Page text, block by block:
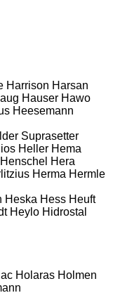
Harrison Harsan
Hauser Hawo
Heesemann
Suprasetter
Heller Hema
Henschel Hera
Herma Hermle
Heska Hess Heuft
Heylo Hidrostal
Holaras Holmen